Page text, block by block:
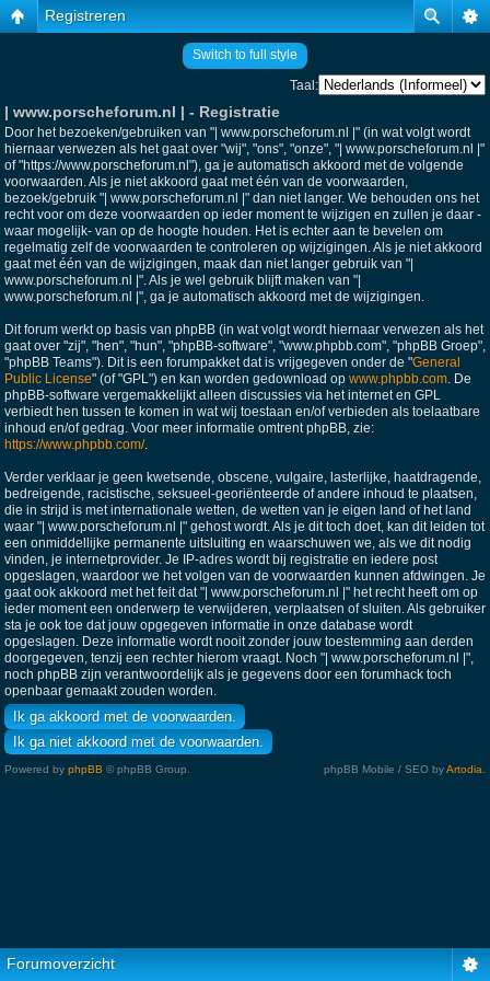
Registreren
Switch to full style
Taal:
| www.porscheforum.nl | - Registratie
Door het bezoeken/gebruiken van "| www.porscheforum.nl |" (in wat volgt wordt
hiernaar verwezen als het gaat over "wij", "ons", "onze", "| www.porscheforum.nl |"
of "https://www.porscheforum.nl"), ga je automatisch akkoord met de volgende
voorwaarden. Als je niet akkoord gaat met één van de voorwaarden,
bezoek/gebruik "| www.porscheforum.nl |" dan niet langer. We behouden ons het
recht voor om deze voorwaarden op ieder moment te wijzigen en zullen je daar -
waar mogelijk- van op de hoogte houden. Het is echter aan te bevelen om
regelmatig zelf de voorwaarden te controleren op wijzigingen. Als je niet akkoord
gaat met één van de wijzigingen, maak dan niet langer gebruik van "|
www.porscheforum.nl |". Als je wel gebruik blijft maken van "|
www.porscheforum.nl |", ga je automatisch akkoord met de wijzigingen.
Dit forum werkt op basis van phpBB (in wat volgt wordt hiernaar verwezen als het
gaat over "zij", "hen", "hun", "phpBB-software", "www.phpbb.com", "phpBB Groep",
"phpBB Teams"). Dit is een forumpakket dat is vrijgegeven onder de "General
Public License" (of "GPL") en kan worden gedownload op www.phpbb.com. De
phpBB-software vergemakkelijkt alleen discussies via het internet en GPL
verbiedt hen tussen te komen in wat wij toestaan en/of verbieden als toelaatbare
inhoud en/of gedrag. Voor meer informatie omtrent phpBB, zie:
https://www.phpbb.com/.
Verder verklaar je geen kwetsende, obscene, vulgaire, lasterlijke, haatdragende,
bedreigende, racistische, seksueel-georiënteerde of andere inhoud te plaatsen,
die in strijd is met internationale wetten, de wetten van je eigen land of het land
waar "| www.porscheforum.nl |" gehost wordt. Als je dit toch doet, kan dit leiden tot
een onmiddellijke permanente uitsluiting en waarschuwen we, als we dit nodig
vinden, je internetprovider. Je IP-adres wordt bij registratie en iedere post
opgeslagen, waardoor we het volgen van de voorwaarden kunnen afdwingen. Je
gaat ook akkoord met het feit dat "| www.porscheforum.nl |" het recht heeft om op
ieder moment een onderwerp te verwijderen, verplaatsen of sluiten. Als gebruiker
sta je ook toe dat jouw opgegeven informatie in onze database wordt
opgeslagen. Deze informatie wordt nooit zonder jouw toestemming aan derden
doorgegeven, tenzij een rechter hierom vraagt. Noch "| www.porscheforum.nl |",
noch phpBB zijn verantwoordelijk als je gegevens door een forumhack toch
openbaar gemaakt zouden worden.
Powered by phpBB © phpBB Group. phpBB Mobile / SEO byArtodia
Forumoverzicht